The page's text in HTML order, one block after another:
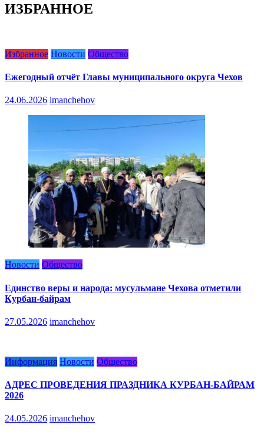
ИЗБРАННОЕ
Избранное Новости Общество
Ежегодный отчёт Главы муниципального округа Чехов
24.06.2026 imanchehov
Новости Общество
Единство веры и народа: мусульмане Чехова отметили
Курбан-байрам
27.05.2026 imanchehov
Информация Новости Общество
АДРЕС ПРОВЕДЕНИЯ ПРАЗДНИКА КУРБАН-БАЙРАМ
2026
24.05.2026 imanchehov